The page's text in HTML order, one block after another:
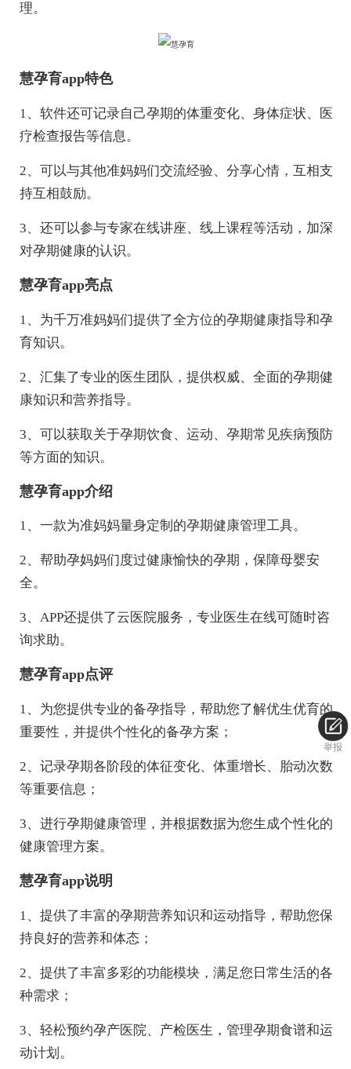
理。
慧孕育app特色
1、软件还可记录自己孕期的体重变化、身体症状、医
疗检查报告等信息。
2、可以与其他准妈妈们交流经验、分享心情，互相支
持互相鼓励。
3、还可以参与专家在线讲座、线上课程等活动，加深
对孕期健康的认识。
慧孕育app亮点
1、为千万准妈妈们提供了全方位的孕期健康指导和孕
育知识。
2、汇集了专业的医生团队，提供权威、全面的孕期健
康知识和营养指导。
3、可以获取关于孕期饮食、运动、孕期常见疾病预防
等方面的知识。
慧孕育app介绍
1、一款为准妈妈量身定制的孕期健康管理工具。
2、帮助孕妈妈们度过健康愉快的孕期，保障母婴安
全。
3、APP还提供了云医院服务，专业医生在线可随时咨
询求助。
慧孕育app点评
1、为您提供专业的备孕指导，帮助您了解优生优育的
重要性，并提供个性化的备孕方案；
2、记录孕期各阶段的体征变化、体重增长、胎动次数
等重要信息；
3、进行孕期健康管理，并根据数据为您生成个性化的
健康管理方案。
慧孕育app说明
1、提供了丰富的孕期营养知识和运动指导，帮助您保
持良好的营养和体态；
2、提供了丰富多彩的功能模块，满足您日常生活的各
种需求；
3、轻松预约孕产医院、产检医生，管理孕期食谱和运
动计划。
举报